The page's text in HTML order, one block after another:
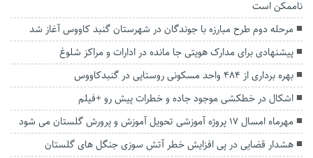
ناممکن است
مرحله دوم طرح مبارزه با جوندگان در شهرستان گنبد کاووس آغاز شد
پیشنهادی برای مدارک هویتی جا مانده در ادارات و مراکز شلوغ
بهره برداری از ۴۸۴ واحد مسکونی روستایی در گنبدکاووس
اشکال در خطکشی موجود جاده و خطرات پیش رو +فیلم
مهرماه امسال 17 پروژه آموزشی تحویل آموزش و پرورش گلستان می شود
هشدار قضایی در پی افزایش خطر آتش سوزی جنگل های گلستان